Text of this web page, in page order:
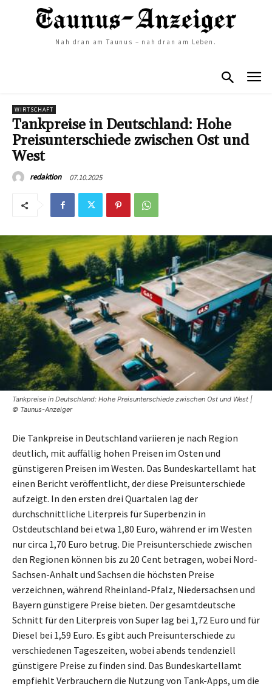
Nah dran am Taunus – nah dran am Leben.
WIRTSCHAFT
Tankpreise in Deutschland: Hohe
Preisunterschiede zwischen Ost und
West
redaktion 07.10.2025
Tankpreise in Deutschland: Hohe Preisunterschiede zwischen Ost und West |
© Taunus-Anzeiger
Die Tankpreise in Deutschland variieren je nach Region
deutlich, mit auffällig hohen Preisen im Osten und
günstigeren Preisen im Westen. Das Bundeskartellamt hat
einen Bericht veröffentlicht, der diese Preisunterschiede
aufzeigt. In den ersten drei Quartalen lag der
durchschnittliche Literpreis für Superbenzin in
Ostdeutschland bei etwa 1,80 Euro, während er im Westen
nur circa 1,70 Euro betrug. Die Preisunterschiede zwischen
den Regionen können bis zu 20 Cent betragen, wobei Nord-
Sachsen-Anhalt und Sachsen die höchsten Preise
verzeichnen, während Rheinland-Pfalz, Niedersachsen und
Bayern günstigere Preise bieten. Der gesamtdeutsche
Schnitt für den Literpreis von Super lag bei 1,72 Euro und für
Diesel bei 1,59 Euro. Es gibt auch Preisunterschiede zu
verschiedenen Tageszeiten, wobei abends tendenziell
günstigere Preise zu finden sind. Das Bundeskartellamt
empfiehlt Verbrauchern die Nutzung von Tank-Apps, um die